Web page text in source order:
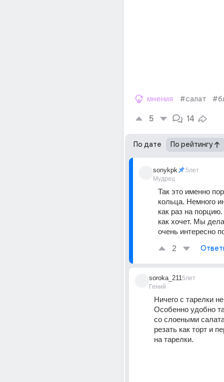
мнения #салат
5 14
По дате По рейтингу
sonykpk
Мудрец
5лет
Так это именно
кольца. Немного
как раз на
как хочет. Мы
очень интересно
2
soroka_211
Гений
5лет
Ничего с тарелки
Особенно удобно
со слоеными
резать как торт и
на тарелки.